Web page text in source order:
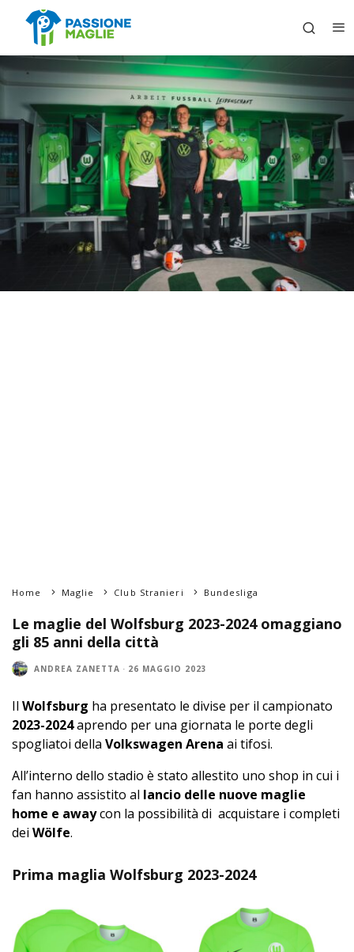
Home Maglie Club Stranieri Bundesliga
Le maglie del Wolfsburg 2023-2024 omaggiano
gli 85 anni della città
ANDREA ZANETTA · 26 MAGGIO 2023
Il Wolfsburg ha presentato le divise per il campionato
2023-2024aprendo per una giornata le porte degli
spogliatoi della Volkswagen Arena ai tifosi.
All’interno dello stadio è stato allestito uno shop in cui i
fan hanno assistito al lancio delle nuove maglie
home e awaycon la possibilità di acquistare i completi
dei Wölfe.
Prima maglia Wolfsburg 2023-2024